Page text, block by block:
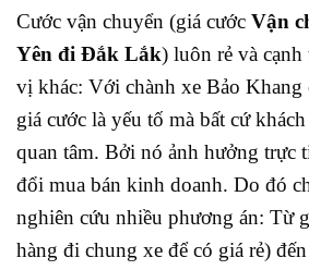
Cước vận chuyển (giá cước Vận
Yên đi Đắk Lắk) luôn rẻ và cạnh
vị khác: Với chành xe Bảo Khang
giá cước là yếu tố mà bất cứ
quan tâm. Bởi nó ảnh hưởng trực
đổi mua bán kinh doanh. Do đó
nghiên cứu nhiều phương án: Từ
hàng đi chung xe để có giá rẻ)